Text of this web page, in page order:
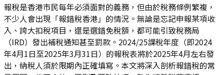
報稅是香港市民每年必須面對的義務，但由於稅務條例繁複，
不少人會出現「報錯稅香港」的情況。無論是忘記申報某項收
入、誇大扣稅項目，還是選錯免稅額，都可能引致稅務局
（IRD）發出補稅通知甚至罰款。2024/25課稅年度（即2024
年4月1日至2025年3月31日）的報稅表將於2025年4月左右發
出，納稅人須於限期內正確填寫。本文將深入剖析報錯稅的常